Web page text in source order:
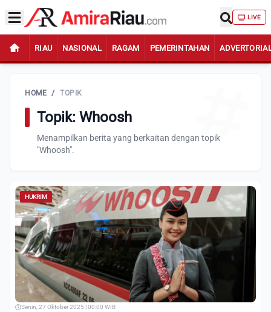
LIVE
RIAU NASIONAL RAGAM PEMERINTAHAN
HOME / TOPIK
Topik: Whoosh
Menampilkan berita yang berkaitan dengan topik
"Whoosh".
HUKRIM
Senin, 27 Oktober 2025 | 00:00 WIB